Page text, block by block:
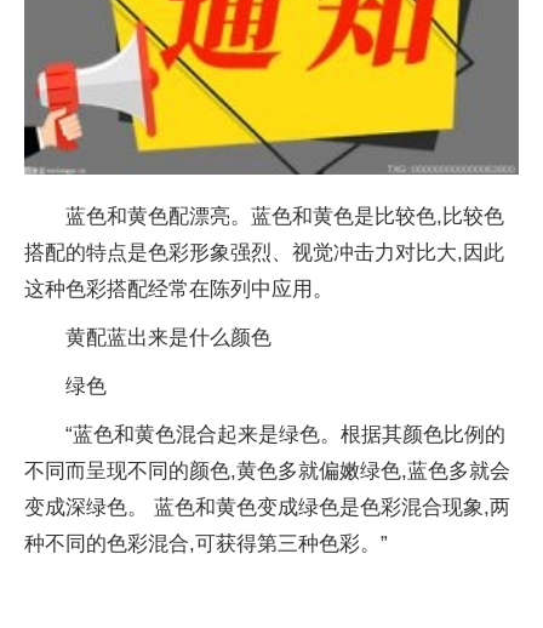
蓝色和黄色配漂亮。蓝色和黄色是比较色,比较色
搭配的特点是色彩形象强烈、视觉冲击力对比大,因此
这种色彩搭配经常在陈列中应用。
黄配蓝出来是什么颜色
绿色
“蓝色和黄色混合起来是绿色。根据其颜色比例的
不同而呈现不同的颜色,黄色多就偏嫩绿色,蓝色多就会
变成深绿色。 蓝色和黄色变成绿色是色彩混合现象,两
种不同的色彩混合,可获得第三种色彩。”